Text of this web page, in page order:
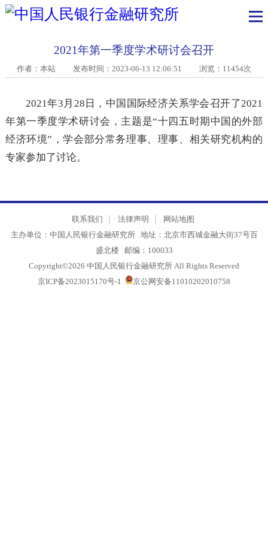
2021年第一季度学术研讨会召开
作者：本站发布时间：2023-06-13 12:06:51 浏览：11454次
2021年3月28日，中国国际经济关系学会召开了
年第一季度学术研讨会，主题是“十四五时期中国的外
经济环境”，学会部分常务理事、理事、相关研究机构
专家参加了讨论。
联系我们 法律声明 网站地图
主办单位：中国人民银行金融研究所 地址：北京市西城金融大街37号
盛北楼 邮编：100033
Copyright©2026 中国人民银行金融研究所 All Rights Reserved